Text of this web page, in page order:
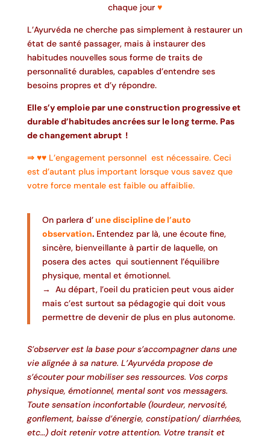
chaque jour ♥
L’Ayurvéda ne cherche pas simplement à restaurer un
état de santé passager, mais à instaurer des
habitudes nouvelles sous forme de traits de
personnalité durables, capables d’entendre ses
besoins propres et d’y répondre.
Elle s’y emploie par une construction progressive et
durable d’habitudes ancrées sur le long terme. Pas
de changement abrupt !
⇒ ♥♥ L’engagement personnel est nécessaire. Ceci
est d’autant plus important lorsque vous savez que
votre force mentale est faible ou affaiblie.
On parlera d’une discipline de l’auto
observation. Entendez par là, une écoute fine,
sincère, bienveillante à partir de laquelle, on
posera des actes qui soutiennent l’équilibre
physique, mental et émotionnel.
→ Au départ, l’oeil du praticien peut vous aider
mais c’est surtout sa pédagogie qui doit vous
permettre de devenir de plus en plus autonome.
S’observer est la base pour s’accompagner dans une
vie alignée à sa nature. L’Ayurvéda propose de
s’écouter pour mobiliser ses ressources. Vos corps
physique, émotionnel, mental sont vos messagers.
Toute sensation inconfortable (lourdeur, nervosité,
gonflement, baisse d’énergie, constipation/ diarrhées,
etc…) doit retenir votre attention. Votre transit et